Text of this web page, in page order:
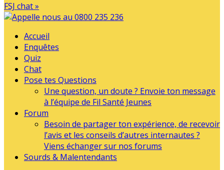
FSJ chat »
Accueil
Enquêtes
Quiz
Chat
Pose tes Questions
Une question, un doute ? Envoie ton message
à l’équipe de Fil Santé Jeunes
Forum
Besoin de partager ton expérience, de recevoir
l’avis et les conseils d’autres internautes ?
Viens échanger sur nos forums
Sourds & Malentendants